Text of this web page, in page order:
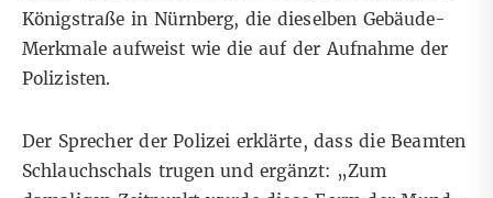
Königstraße in Nürnberg, die dieselben Gebäude-
Merkmale aufweist wie die auf der Aufnahme der
Polizisten.
Der Sprecher der Polizei erklärte, dass die Beamten
Schlauchschals trugen und ergänzt: „Zum